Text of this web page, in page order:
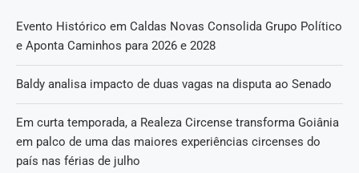
Evento Histórico em Caldas Novas Consolida Grupo Político
e Aponta Caminhos para 2026 e 2028
Baldy analisa impacto de duas vagas na disputa ao Senado
Em curta temporada, a Realeza Circense transforma Goiânia
em palco de uma das maiores experiências circenses do
país nas férias de julho